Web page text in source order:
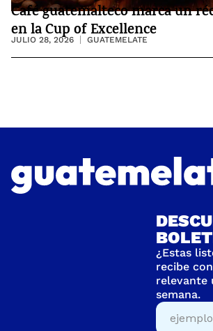
Café guatemalteco marca un
en la Cup of Excellence
JULIO 28, 2026 GUATEMELATE
¿Estas
recibe
relevante
semana.